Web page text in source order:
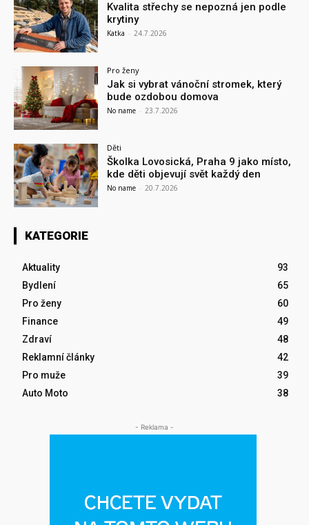
Kvalita střechy se nepozná jen podle
krytiny
Katka - 24.7.2026
Pro ženy
Jak si vybrat vánoční stromek, který
bude ozdobou domova
No name - 23.7.2026
Děti
Školka Lovosická, Praha 9 jako místo,
kde děti objevují svět každý den
No name - 20.7.2026
KATEGORIE
Aktuality
93
Bydlení
65
Pro ženy
60
Finance
49
Zdraví
48
Reklamní články
42
Pro muže
39
Auto Moto
38
- Reklama -